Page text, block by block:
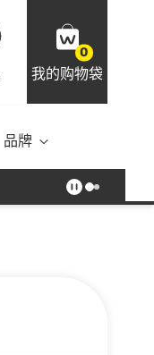
0
我的购物袋
品牌